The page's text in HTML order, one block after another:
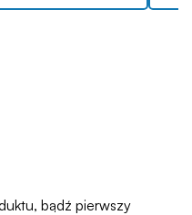
bądź pierwszy